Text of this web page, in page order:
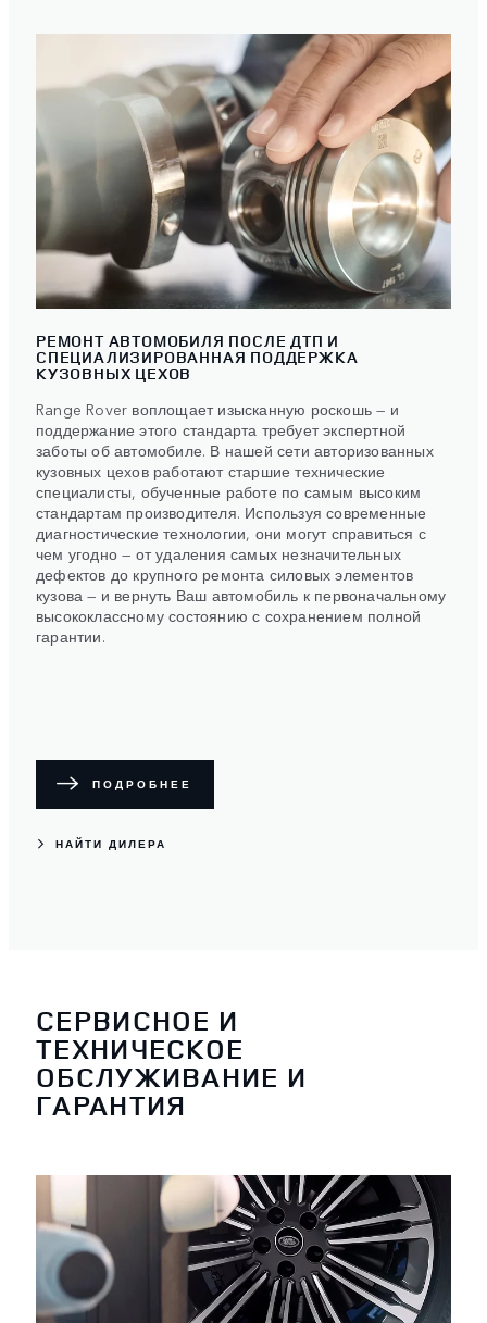
РЕМОНТ АВТОМОБИЛЯ ПОСЛЕ ДТП И
СПЕЦИАЛИЗИРОВАННАЯ ПОДДЕРЖКА
КУЗОВНЫХ ЦЕХОВ
Range Rover воплощает изысканную роскошь — и
поддержание этого стандарта требует экспертной
заботы об автомобиле. В нашей сети авторизованных
кузовных цехов работают старшие технические
специалисты, обученные работе по самым высоким
стандартам производителя. Используя современные
диагностические технологии, они могут справиться с
чем угодно — от удаления самых незначительных
дефектов до крупного ремонта силовых элементов
кузова — и вернуть Ваш автомобиль к первоначальному
высококлассному состоянию с сохранением полной
гарантии.
ПОДРОБНЕЕ
НАЙТИ ДИЛЕРА
СЕРВИСНОЕ И
ТЕХНИЧЕСКОЕ
ОБСЛУЖИВАНИЕ И
ГАРАНТИЯ